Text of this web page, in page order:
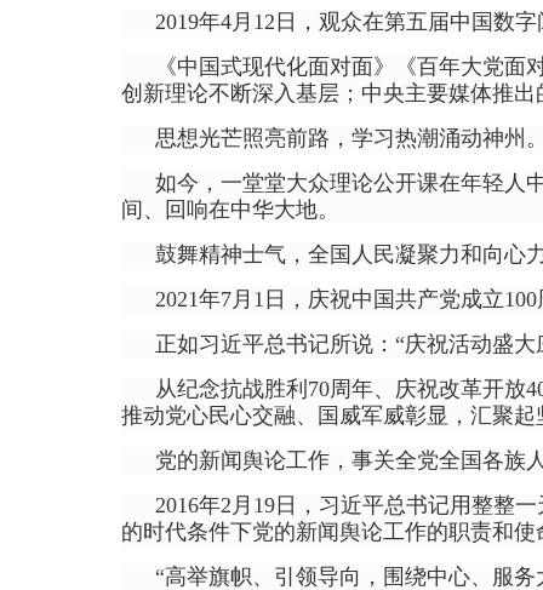
2019年4月12日，观众在第五届中国数
《中国式现代化面对面》《百年大党
创新理论不断深入基层；中央主要媒体推
思想光芒照亮前路，学习热潮涌动神州
如今，一堂堂大众理论公开课在年轻人
间、回响在中华大地。
鼓舞精神士气，全国人民凝聚力和向
2021年7月1日，庆祝中国共产党成立
正如习近平总书记所说：“庆祝活动盛
从纪念抗战胜利70周年、庆祝改革开放
推动党心民心交融、国威军威彰显，汇聚
党的新闻舆论工作，事关全党全国各族
2016年2月19日，习近平总书记用整整
的时代条件下党的新闻舆论工作的职责和使
“高举旗帜、引领导向，围绕中心、服